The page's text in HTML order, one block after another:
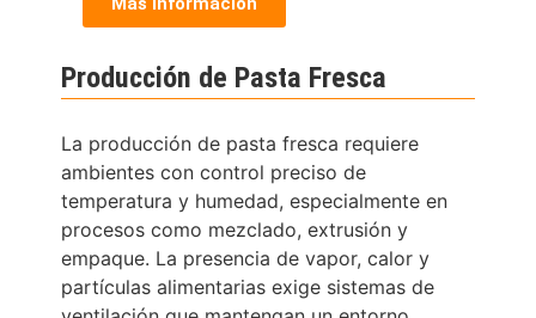
Producción de Pasta Fresca
La producción de pasta fresca requiere
ambientes con control preciso de
temperatura y humedad, especialmente en
procesos como mezclado, extrusión y
empaque. La presencia de vapor, calor y
partículas alimentarias exige sistemas de